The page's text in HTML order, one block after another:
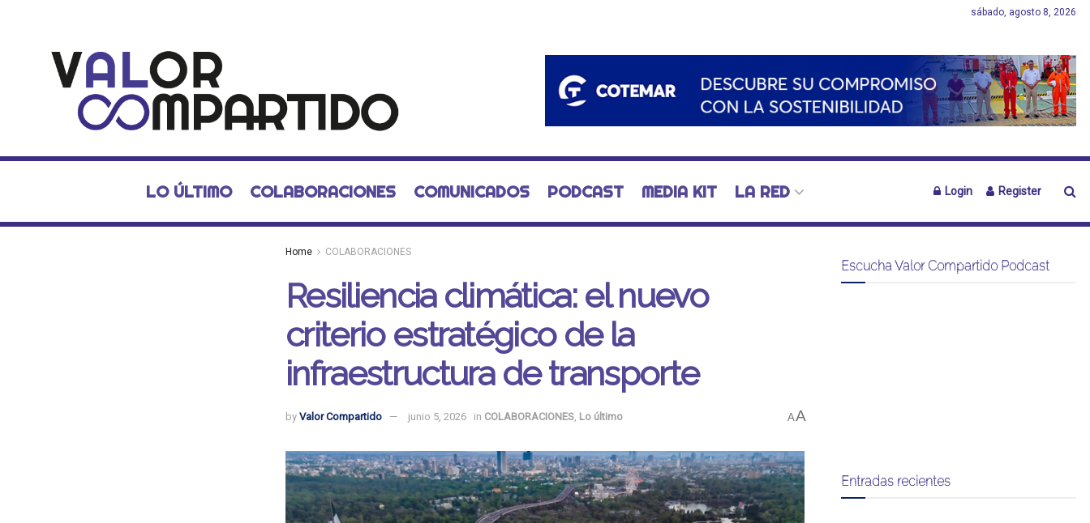
sábado, agosto 8, 2026
LO ÚLTIMO COLABORACIONES COMUNICADOS PODCAST MEDIA KIT LA RED Login Register
Home COLABORACIONES
Resiliencia climática: el nuevo
criterio estratégico de la
infraestructura de transporte
by Valor Compartido junio 5, 2026 in COLABORACIONES Lo último AA
Escucha Valor Compartido Podcast
Entradas recientes